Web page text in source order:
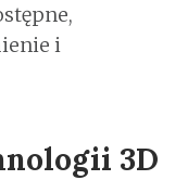
i
3D